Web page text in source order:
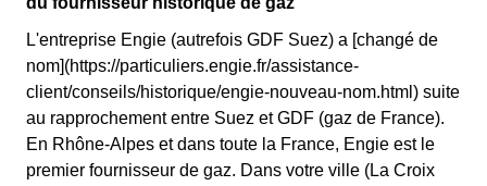
L'entreprise Engie (autrefois GDF Suez) a [changé de
nom](https://particuliers.engie.fr/assistance-
client/conseils/historique/engie-nouveau-nom.html) suite
au rapprochement entre Suez et GDF (gaz de France).
En Rhône-Alpes et dans toute la France, Engie est le
premier fournisseur de gaz. Dans votre ville (La Croix